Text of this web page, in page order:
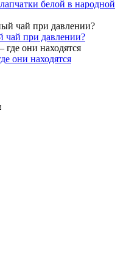
белой в народной
чай при давлении?
они находятся